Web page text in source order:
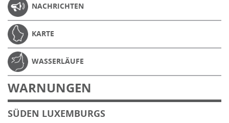
NACHRICHTEN
KARTE
WASSERLÄUFE
WARNUNGEN
SÜDEN LUXEMBURGS